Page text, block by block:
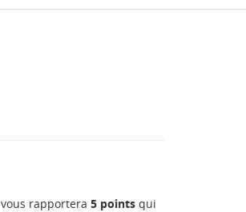
rapportera 5pointsqui